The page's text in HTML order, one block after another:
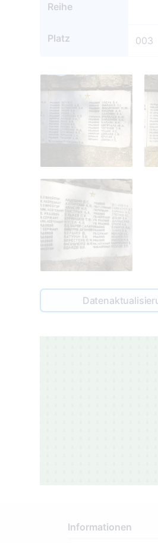
Reihe
Platz 003
Informationen